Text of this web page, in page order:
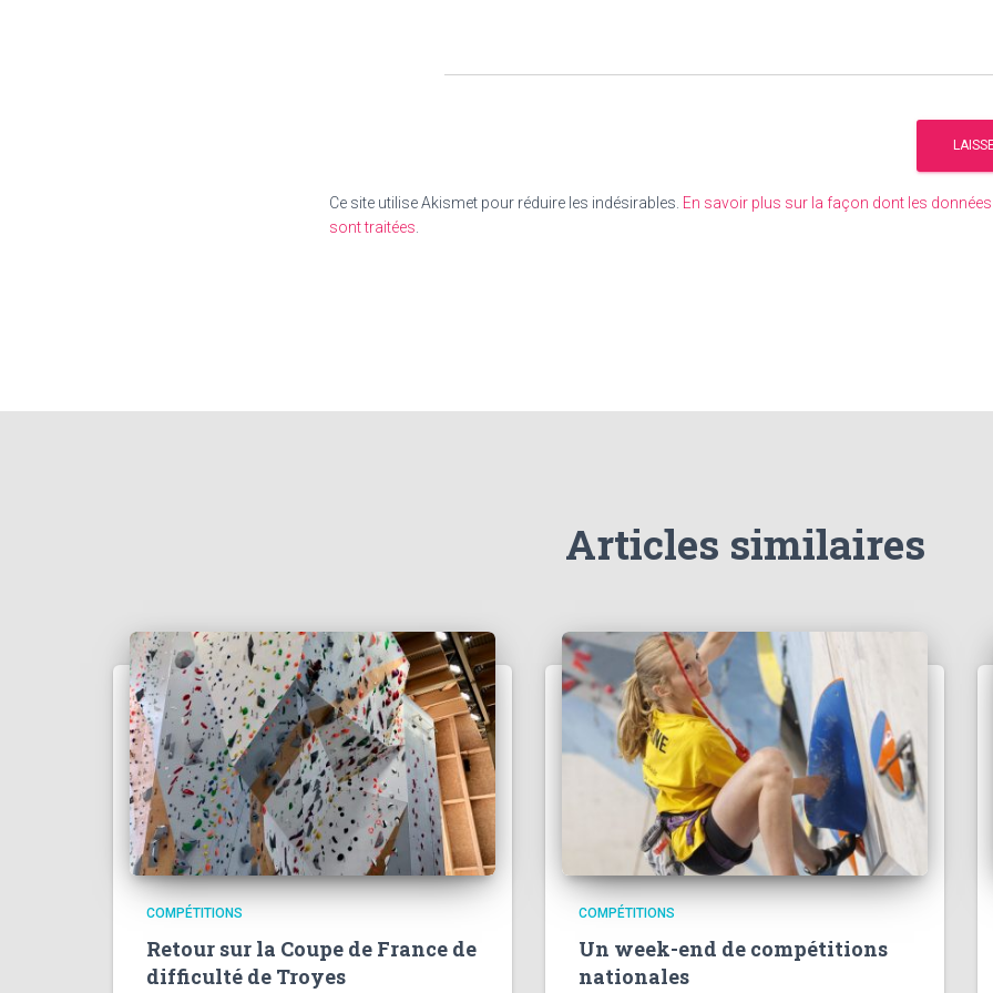
Ce site utilise Akismet pour réduire les indésirables. En savoir plus sur la façon dont les
sont traitées
Articles similaires
COMPÉTITIONS
Retour sur la Coupe de France de
difficulté de Troyes
COMPÉTITIONS
Un week-end de compétitions
nationales